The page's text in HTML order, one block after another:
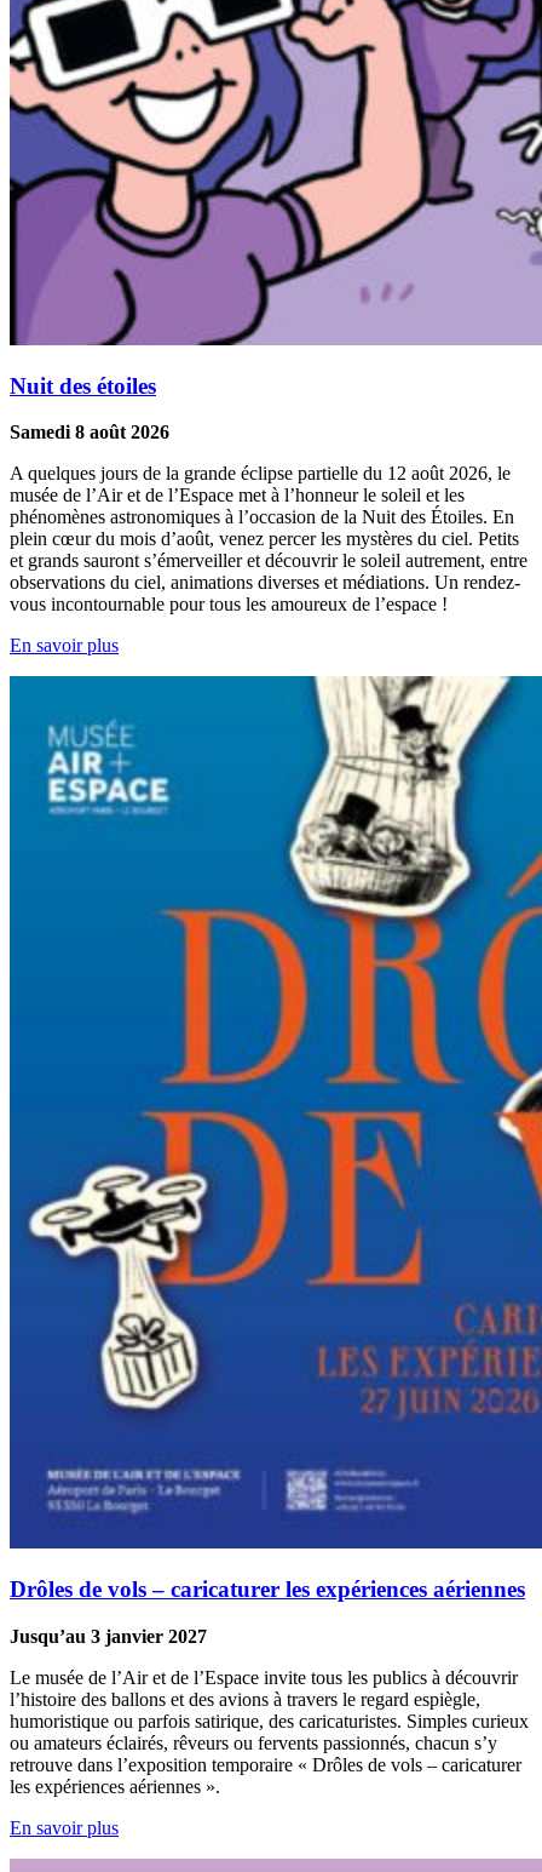
Nuit des étoiles
Samedi 8 août 2026
A quelques jours de la grande éclipse partielle du 12 août 2026, le
musée de l’Air et de l’Espace met à l’honneur le soleil et les
phénomènes astronomiques à l’occasion de la Nuit des Étoiles. En
plein cœur du mois d’août, venez percer les mystères du ciel. Petits
et grands sauront s’émerveiller et découvrir le soleil autrement, entre
observations du ciel, animations diverses et médiations. Un rendez-
vous incontournable pour tous les amoureux de l’espace !
En savoir plus
Drôles de vols – caricaturer les expériences aériennes
Jusqu’au 3 janvier 2027
Le musée de l’Air et de l’Espace invite tous les publics à découvrir
l’histoire des ballons et des avions à travers le regard espiègle,
humoristique ou parfois satirique, des caricaturistes. Simples curieux
ou amateurs éclairés, rêveurs ou fervents passionnés, chacun s’y
retrouve dans l’exposition temporaire « Drôles de vols – caricaturer
les expériences aériennes ».
En savoir plus